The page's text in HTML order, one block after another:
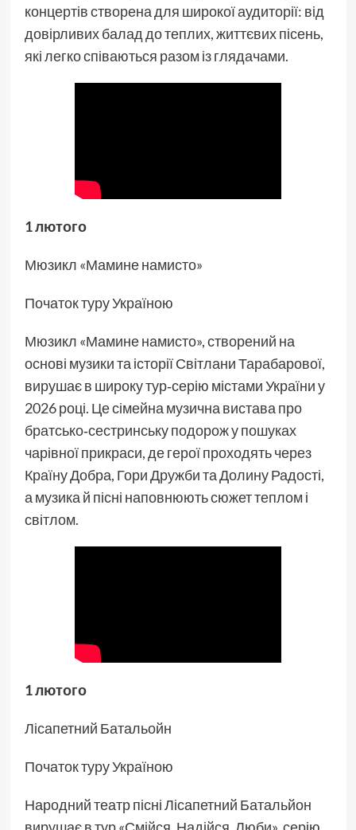
концертів створена для широкої аудиторії: від
довірливих балад до теплих, життєвих пісень,
які легко співаються разом із глядачами.
1 лютого
Мюзикл «Мамине намисто»
Початок туру Україною
Мюзикл «Мамине намисто», створений на
основі музики та історії Світлани Тарабарової,
вирушає в широку тур‑серію містами України у
2026 році. Це сімейна музична вистава про
братсько‑сестринську подорож у пошуках
чарівної прикраси, де герої проходять через
Країну Добра, Гори Дружби та Долину Радості,
а музика й пісні наповнюють сюжет теплом і
світлом.
1 лютого
Лісапетний Батальойн
Початок туру Україною
Народний театр пісні Лісапетний Батальйон